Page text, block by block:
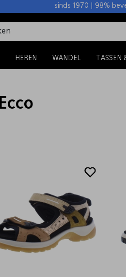
sinds 1970 | 98%
HEREN WANDEL TASSEN